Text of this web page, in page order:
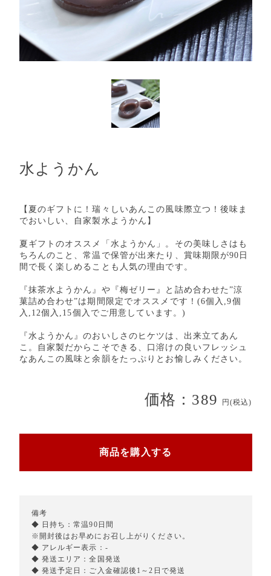
水ようかん
【夏のギフトに！瑞々しいあんこの風味際立つ！後味ま
でおいしい、自家製水ようかん】
夏ギフトのオススメ「水ようかん」。その美味しさはも
ちろんのこと、常温で保管が出来たり、賞味期限が90日
間で長く楽しめることも人気の理由です。
『抹茶水ようかん』や『梅ゼリー』と詰め合わせた”涼
菓詰め合わせ”は期間限定でオススメです！(6個入,9個
入,12個入,15個入でご用意しています。)
『水ようかん』のおいしさのヒケツは、出来立てあん
こ。自家製だからこそできる、口溶けの良いフレッシュ
なあんこの風味と余韻をたっぷりとお愉しみください。
価格：389 円(税込)
商品を購入する
備考
◆ 日持ち：常温90日間
※開封後はお早めにお召し上がりください。
◆ アレルギー表示：-
◆ 発送エリア：全国発送
◆ 発送予定日：ご入金確認後1～2日で発送